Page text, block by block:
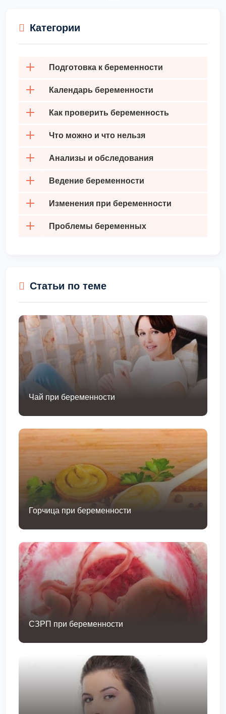
Категории
Подготовка к беременности
Календарь беременности
Как проверить беременность
Что можно и что нельзя
Анализы и обследования
Ведение беременности
Изменения при беременности
Проблемы беременных
Статьи по теме
Чай при беременности
Горчица при беременности
СЗРП при беременности